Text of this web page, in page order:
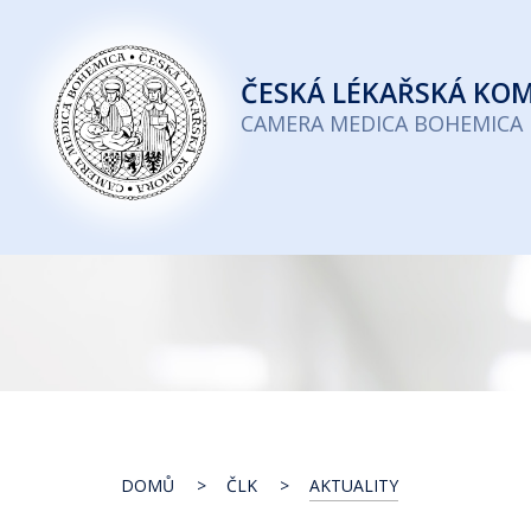
Česká
lékařská
komora
ČESKÁ LÉKAŘSKÁ
CAMERA MEDICA BOHEMICA
DOMŮ ČLK AKTUALITY